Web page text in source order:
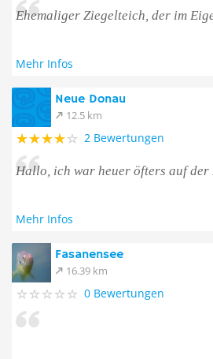
Ehemaliger Ziegelteich, der im
Mehr Infos
Neue Donau
12.5 km
2 Bewertungen
Hallo, ich war heuer öfters auf der
Mehr Infos
Fasanensee
16.39 km
0 Bewertungen